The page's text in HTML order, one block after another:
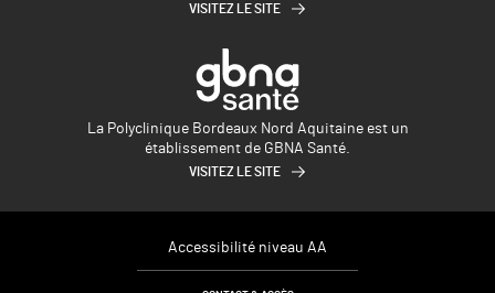
VISITEZ LE SITE
La Polyclinique Bordeaux Nord Aquitaine est un
établissement de GBNA Santé.
VISITEZ LE SITE
Accessibilité niveau AA